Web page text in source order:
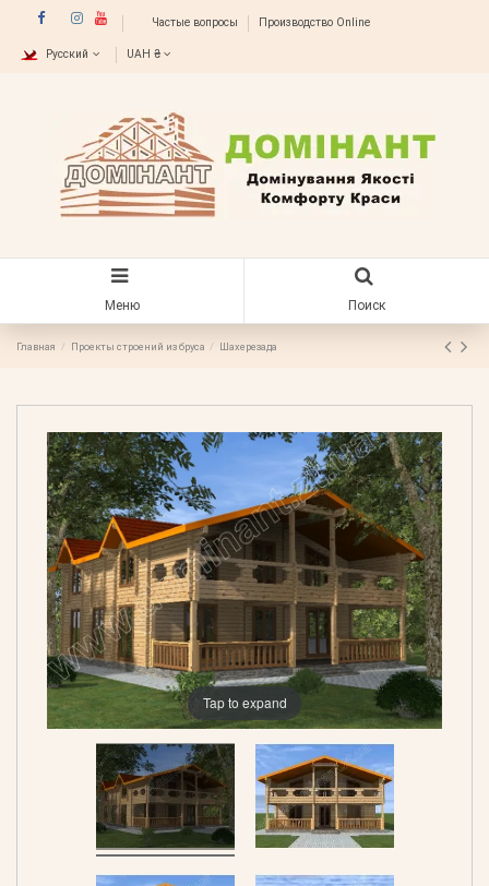
Частые вопросы Производство Online
Русский UAH ₴
Меню Поиск
Главная Проекты строений из бруса Шахерезада
Tap to expand